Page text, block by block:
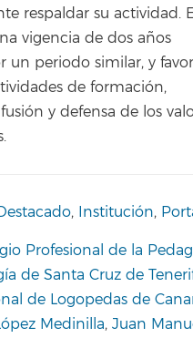
respaldar su actividad.
vigencia de dos años
un periodo similar, y
de formación,
y defensa de los
, Institución,
Profesional de la
de Santa Cruz de
de Logopedas de
Medinilla, Juan